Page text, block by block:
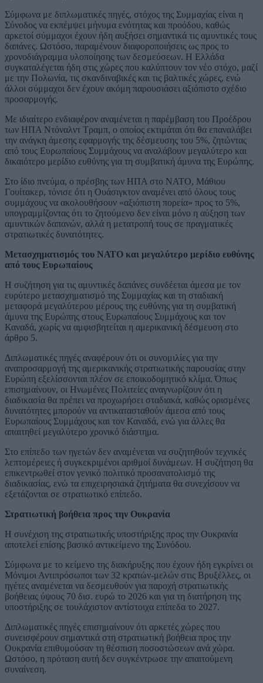
Σύμφωνα με διπλωματικές πηγές, στόχος της Συμμαχίας είναι η
Σύνοδος να εκπέμψει μήνυμα ενότητας και προόδου, καθώς
αρκετοί σύμμαχοι έχουν ήδη αυξήσει σημαντικά τις αμυντικές τους
δαπάνες. Ωστόσο, παραμένουν διαφοροποιήσεις ως προς το
χρονοδιάγραμμα υλοποίησης των δεσμεύσεων. Η Ελλάδα
συγκαταλέγεται ήδη στις χώρες που καλύπτουν τον νέο στόχο, μαζί
με την Πολωνία, τις σκανδιναβικές και τις βαλτικές χώρες, ενώ
άλλοι σύμμαχοι δεν έχουν ακόμη παρουσιάσει αξιόπιστο σχέδιο
προσαρμογής.
Με ιδιαίτερο ενδιαφέρον αναμένεται η παρέμβαση του Προέδρου
των ΗΠΑ Ντόναλντ Τραμπ, ο οποίος εκτιμάται ότι θα επαναλάβει
την ανάγκη άμεσης εφαρμογής της δέσμευσης του 5%, ζητώντας
από τους Ευρωπαίους Συμμάχους να αναλάβουν μεγαλύτερο και
δικαιότερο μερίδιο ευθύνης για τη συμβατική άμυνα της Ευρώπης.
Στο ίδιο πνεύμα, ο πρέσβης των ΗΠΑ στο ΝΑΤΟ, Μάθιου
Γουίτακερ, τόνισε ότι η Ουάσιγκτον αναμένει από όλους τους
συμμάχους να ακολουθήσουν «αξιόπιστη πορεία» προς το 5%,
υπογραμμίζοντας ότι το ζητούμενο δεν είναι μόνο η αύξηση των
αμυντικών δαπανών, αλλά η μετατροπή τους σε πραγματικές
στρατιωτικές δυνατότητες.
Μετασχηματισμός του ΝΑΤΟ και μεγαλύτερο μερίδιο ευθύνης
από τους Ευρωπαίους
Η συζήτηση για τις αμυντικές δαπάνες συνδέεται άμεσα με τον
ευρύτερο μετασχηματισμό της Συμμαχίας και τη σταδιακή
μεταφορά μεγαλύτερου μέρους της ευθύνης για τη συμβατική
άμυνα της Ευρώπης στους Ευρωπαίους Συμμάχους και τον
Καναδά, χωρίς να αμφισβητείται η αμερικανική δέσμευση στο
άρθρο 5.
Διπλωματικές πηγές αναφέρουν ότι οι συνομιλίες για την
αναπροσαρμογή της αμερικανικής στρατιωτικής παρουσίας στην
Ευρώπη εξελίσσονται πλέον σε εποικοδομητικό κλίμα. Όπως
επισημαίνουν, οι Ηνωμένες Πολιτείες αναγνωρίζουν ότι η
διαδικασία θα πρέπει να προχωρήσει σταδιακά, καθώς ορισμένες
δυνατότητες μπορούν να αντικατασταθούν άμεσα από τους
Ευρωπαίους Συμμάχους και τον Καναδά, ενώ για άλλες θα
απαιτηθεί μεγαλύτερο χρονικό διάστημα.
Στο επίπεδο των ηγετών δεν αναμένεται να συζητηθούν τεχνικές
λεπτομέρειες ή συγκεκριμένοι αριθμοί δυνάμεων. Η συζήτηση θα
επικεντρωθεί στον γενικό πολιτικό προσανατολισμό της
διαδικασίας, ενώ τα επιχειρησιακά ζητήματα θα συνεχίσουν να
εξετάζονται σε στρατιωτικό επίπεδο.
Στρατιωτική βοήθεια προς την Ουκρανία
Η συνέχιση της στρατιωτικής υποστήριξης προς την Ουκρανία
αποτελεί επίσης βασικό αντικείμενο της Συνόδου.
Σύμφωνα με το κείμενο της διακήρυξης που έχουν ήδη εγκρίνει οι
Μόνιμοι Αντιπρόσωποι των 32 κρατών-μελών στις Βρυξέλλες, οι
ηγέτες αναμένεται να δεσμευθούν για παροχή στρατιωτικής
βοήθειας ύψους 70 δισ. ευρώ το 2026 και για τη διατήρηση της
υποστήριξης σε τουλάχιστον αντίστοιχα επίπεδα το 2027.
Διπλωματικές πηγές επισημαίνουν ότι αρκετές χώρες που
συνεισφέρουν σημαντικά στη στρατιωτική βοήθεια προς την
Ουκρανία επιθυμούσαν τη θέσπιση ποσοστώσεων ανά χώρα.
Ωστόσο, η πρόταση αυτή δεν συγκέντρωσε την απαιτούμενη
συναίνεση.